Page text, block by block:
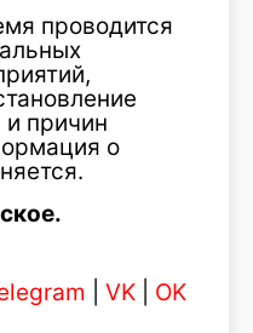
проводится
и причин
о
VK OK